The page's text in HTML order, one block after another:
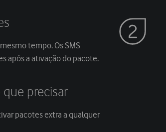
tempo. Os SMS
após a ativação do pacote.
precisar
pacotes extra a qualquer